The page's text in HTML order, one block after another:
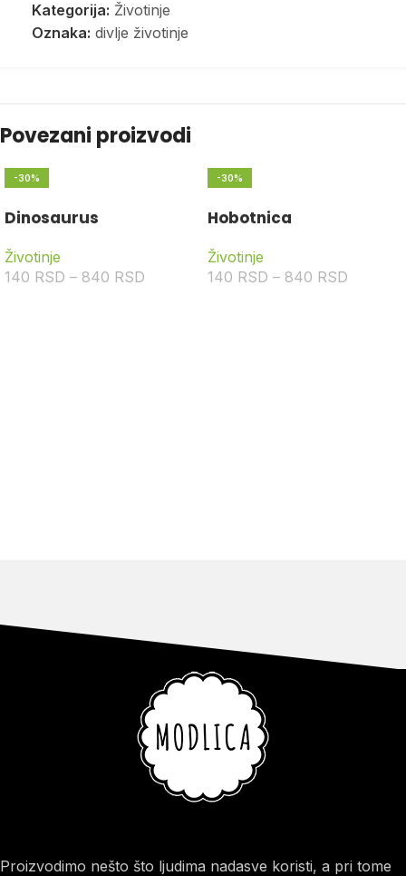
Kategorija: Životinje
Oznaka: divlje životinje
Povezani proizvodi
-30%
Dinosaurus
Životinje
140 RSD – 840 RSD
-30%
Hobotnica
Životinje
140 RSD – 840 RSD
Proizvodimo nešto što ljudima nadasve koristi, a pri tome